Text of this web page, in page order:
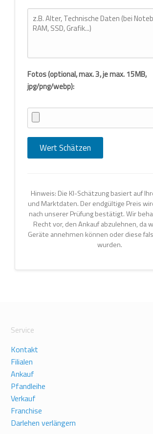
Fotos (optional, max. 3, je max. 15MB,
jpg/png/webp):
Wert Schätzen
Hinweis: Die KI-Schätzung basiert auf
und Marktdaten. Der endgültige Preis
nach unserer Prüfung bestätigt. Wir
Recht vor, den Ankauf abzulehnen, da
Geräte annehmen können oder diese
wurden.
Service
Kontakt
Filialen
Ankauf
Pfandleihe
Verkauf
Franchise
Darlehen verlängern